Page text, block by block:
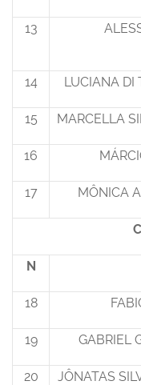
13
14 LUCIANA DI
15 MARCELLA
16
17 MÔNICA
N
18
19 GABRIEL
20 JÔNATAS